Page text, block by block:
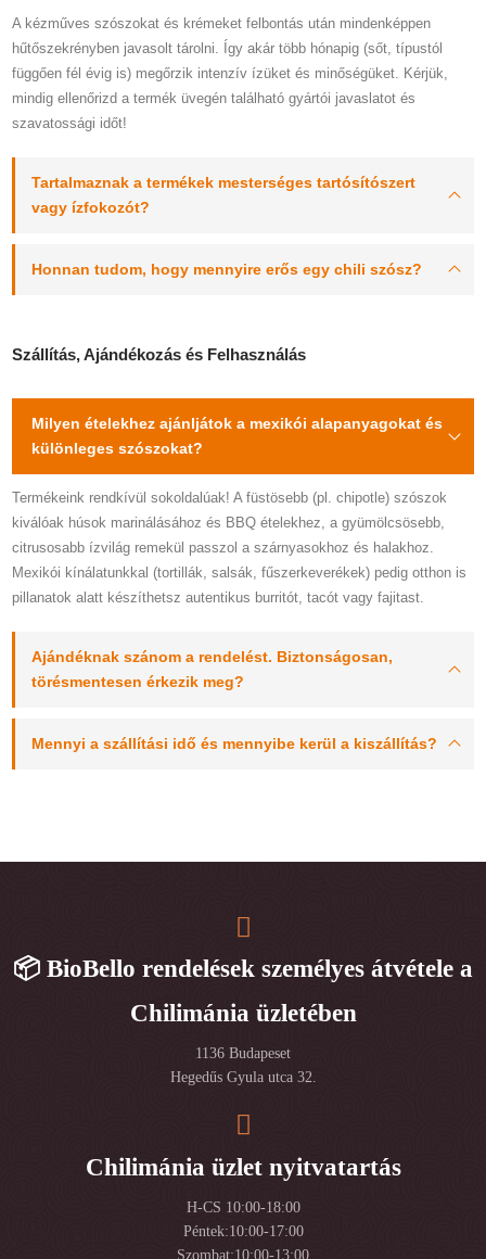
A kézműves szószokat és krémeket felbontás után mindenképpen
hűtőszekrényben javasolt tárolni. Így akár több hónapig (sőt, típustól
függően fél évig is) megőrzik intenzív ízüket és minőségüket. Kérjük,
mindig ellenőrizd a termék üvegén található gyártói javaslatot és
szavatossági időt!
Tartalmaznak a termékek mesterséges tartósítószert
vagy ízfokozót?
Honnan tudom, hogy mennyire erős egy chili szósz?
Szállítás, Ajándékozás és Felhasználás
Milyen ételekhez ajánljátok a mexikói alapanyagokat és
különleges szószokat?
Termékeink rendkívül sokoldalúak! A füstösebb (pl. chipotle) szószok
kiválóak húsok marinálásához és BBQ ételekhez, a gyümölcsösebb,
citrusosabb ízvilág remekül passzol a szárnyasokhoz és halakhoz.
Mexikói kínálatunkkal (tortillák, salsák, fűszerkeverékek) pedig otthon is
pillanatok alatt készíthetsz autentikus burritót, tacót vagy fajitast.
Ajándéknak szánom a rendelést. Biztonságosan,
törésmentesen érkezik meg?
Mennyi a szállítási idő és mennyibe kerül a kiszállítás?
📦 BioBello rendelések személyes átvétele a
Chilimánia üzletében
1136 Budapeset
Hegedűs Gyula utca 32.
Chilimánia üzlet nyitvatartás
H-CS 10:00-18:00
Péntek:10:00-17:00
Szombat:10:00-13:00